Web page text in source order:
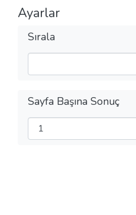
Ayarlar
Sırala
Sayfa Başına Sonuç